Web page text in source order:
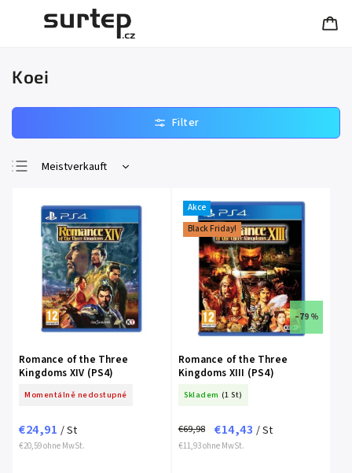
Koei
Meistverkauft
Teuerste
Alphabetisch
Romance of the Three
Kingdoms XIV (PS4)
Momentálně nedostupné
€20,59 ohne MwSt.
€24,91 / St
Akce
Black Friday!
–79 %
Romance of the Three
Kingdoms XIII (PS4)
Skladem (1 St)
€11,93 ohne MwSt.
€69,98 €14,43 / St